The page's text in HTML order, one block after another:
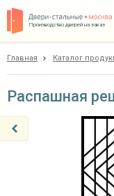
Производство дверей на заказ
Доставка
Установка
Главная Каталог
Распашная